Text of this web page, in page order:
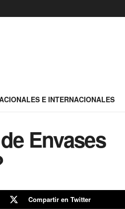
E INTERNACIONALES
Envases
Compartir en Twitter